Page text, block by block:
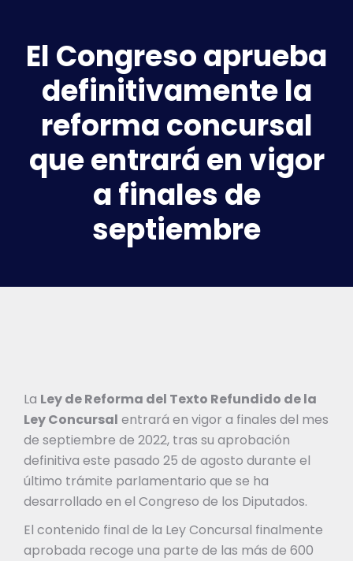
El Congreso aprueba
definitivamente la
reforma concursal
que entrará en vigor
a finales de
septiembre
La Ley de Reforma del Texto Refundido de la
Ley Concursal entrará en vigor a finales del mes
de septiembre de 2022, tras su aprobación
definitiva este pasado 25 de agosto durante el
último trámite parlamentario que se ha
desarrollado en el Congreso de los Diputados.
El contenido final de la Ley Concursal finalmente
aprobada recoge una parte de las más de 600